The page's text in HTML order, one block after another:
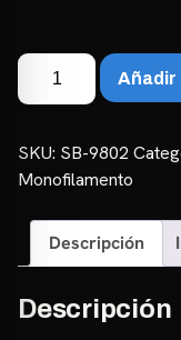
Monofilamento
Sumax
Combat
CBL-
Blanco
100m
Añadir
SKU: SB-9802
Monofilamento
Descripción
Descripción